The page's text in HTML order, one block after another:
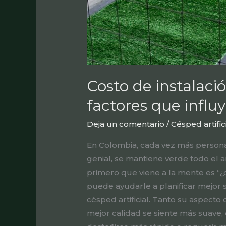
Costo de
factores que
Deja un comentario /Césped
En Colombia, cada vez más
genial, se mantiene verde todo el
primero que viene a la mente es
puede ayudarle a planificar mejor
césped artificial. Tanto su
mejor calidad se siente más